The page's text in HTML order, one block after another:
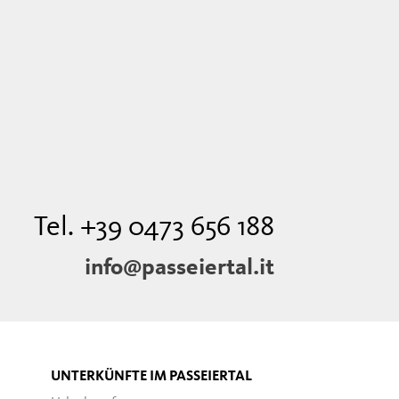
Tel. +39 0473 656 188
info@passeiertal.it
UNTERKÜNFTE IM PASSEIERTAL